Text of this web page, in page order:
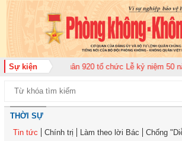
Sự kiện
Không quân 920 tổ chức Lễ kỷ niệm 50 năm
THỜI SỰ
Tin tức
Chính trị Làm theo lời Bác Chống